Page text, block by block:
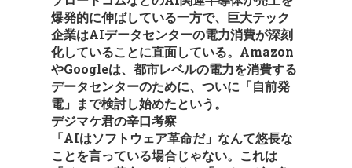
爆発的に伸ばしている一方で、巨大テック
企業はAIデータセンターの電力消費が深刻
化していることに直面している。Amazon
やGoogleは、都市レベルの電力を消費する
データセンターのために、ついに「自前発
電」まで検討し始めたという。
デジマケ君の辛口考察
「AIはソフトウェア革命だ」なんて悠長な
ことを言っている場合じゃない。これは